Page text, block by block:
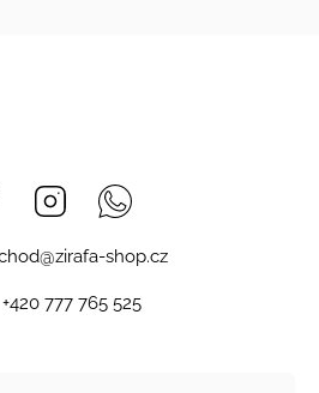
Facebook Instagram
@zirafa-shop.cz
+420 777 765 525